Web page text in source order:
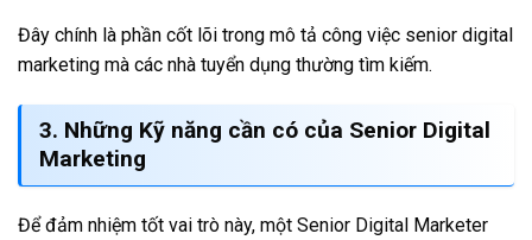
Đây chính là phần cốt lõi trong mô tả công việc senior digital
marketing mà các nhà tuyển dụng thường tìm kiếm.
3. Những Kỹ năng cần có của Senior Digital
Marketing
Để đảm nhiệm tốt vai trò này, một Senior Digital Marketer